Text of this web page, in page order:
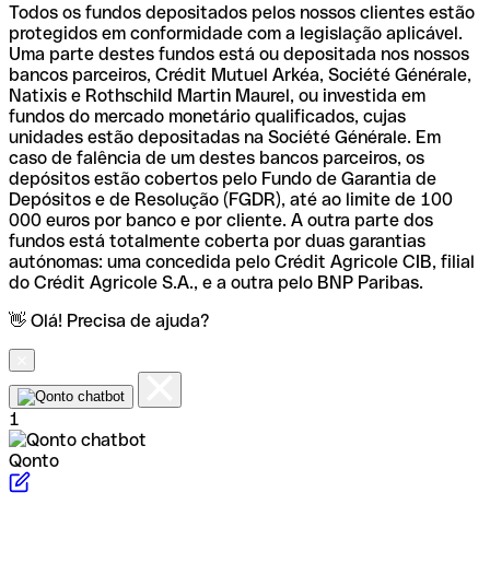
Todos os fundos depositados pelos nossos clientes estão
protegidos em conformidade com a legislação aplicável.
Uma parte destes fundos está ou depositada nos nossos
bancos parceiros, Crédit Mutuel Arkéa, Société Générale,
Natixis e Rothschild Martin Maurel, ou investida em
fundos do mercado monetário qualificados, cujas
unidades estão depositadas na Société Générale. Em
caso de falência de um destes bancos parceiros, os
depósitos estão cobertos pelo Fundo de Garantia de
Depósitos e de Resolução (FGDR), até ao limite de 100
000 euros por banco e por cliente. A outra parte dos
fundos está totalmente coberta por duas garantias
autónomas: uma concedida pelo Crédit Agricole CIB, filial
do Crédit Agricole S.A., e a outra pelo BNP Paribas.
👋 Olá! Precisa de ajuda?
1
Qonto